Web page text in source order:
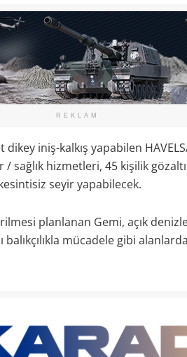
REKLAM
iniş-kalkış yapabilen
hizmetleri, 45 kişilik
seyir yapabilecek.
planlanan Gemi, açık
balıkçılıkla mücadele gibi